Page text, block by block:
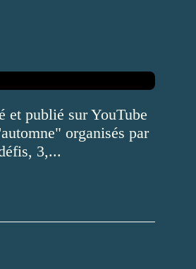
et publié sur YouTube
organisés par
3,...